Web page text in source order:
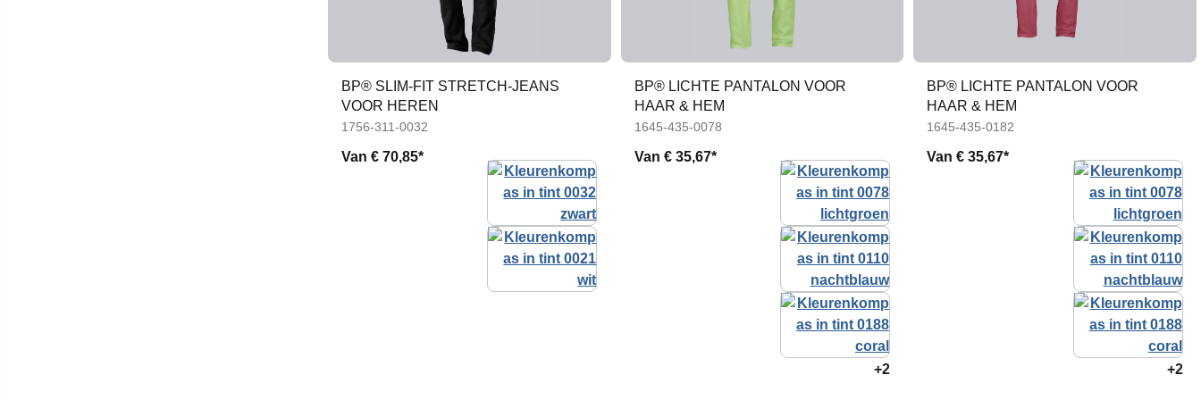
BP® SLIM-FIT STRETCH-JEANS
VOOR HEREN
1756-311-0032
Van € 70,85*
BP® LICHTE PANTALON VOOR
HAAR & HEM
1645-435-0078
Van € 35,67*
+2
BP® LICHTE PANTALON VOOR
HAAR & HEM
1645-435-0182
Van€ 35,67*
+2